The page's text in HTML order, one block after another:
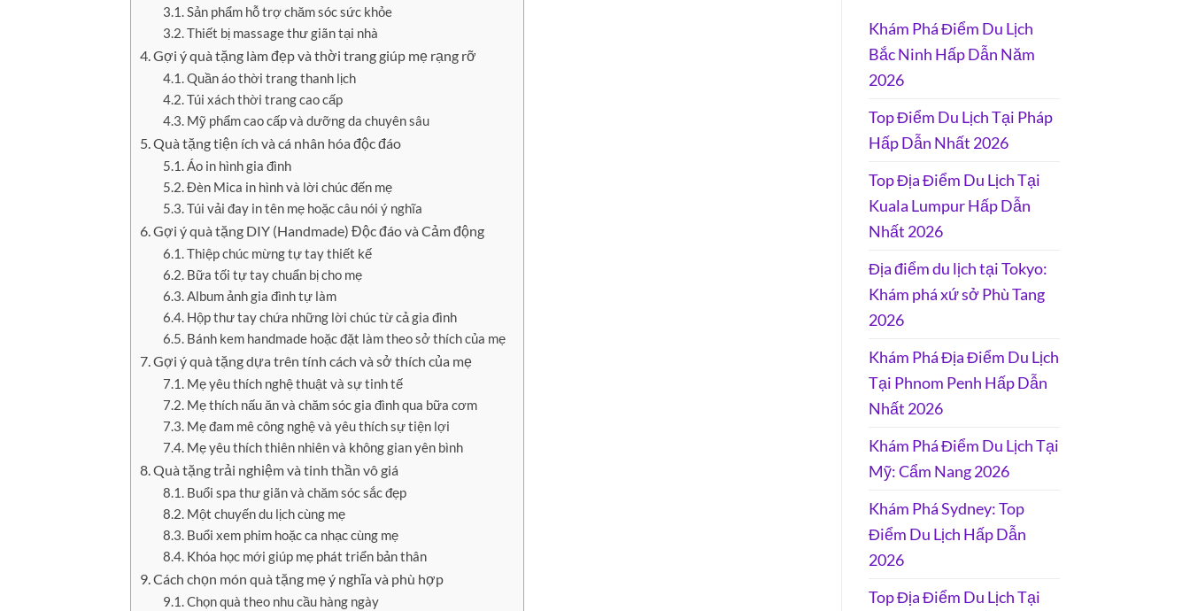
Sản phẩm hỗ trợ chăm sóc sức khỏe
Thiết bị massage thư giãn tại nhà
Gợi ý quà tặng làm đẹp và thời trang giúp mẹ rạng rỡ
Quần áo thời trang thanh lịch
Túi xách thời trang cao cấp
Mỹ phẩm cao cấp và dưỡng da chuyên sâu
Quà tặng tiện ích và cá nhân hóa độc đáo
Áo in hình gia đình
Đèn Mica in hình và lời chúc đến mẹ
Túi vải đay in tên mẹ hoặc câu nói ý nghĩa
Gợi ý quà tặng DIY (Handmade) Độc đáo và Cảm động
Thiệp chúc mừng tự tay thiết kế
Bữa tối tự tay chuẩn bị cho mẹ
Album ảnh gia đình tự làm
Hộp thư tay chứa những lời chúc từ cả gia đình
Bánh kem handmade hoặc đặt làm theo sở thích của mẹ
Gợi ý quà tặng dựa trên tính cách và sở thích của mẹ
Mẹ yêu thích nghệ thuật và sự tinh tế
Mẹ thích nấu ăn và chăm sóc gia đình qua bữa cơm
Mẹ đam mê công nghệ và yêu thích sự tiện lợi
Mẹ yêu thích thiên nhiên và không gian yên bình
Quà tặng trải nghiệm và tinh thần vô giá
Buổi spa thư giãn và chăm sóc sắc đẹp
Một chuyến du lịch cùng mẹ
Buổi xem phim hoặc ca nhạc cùng mẹ
Khóa học mới giúp mẹ phát triển bản thân
Cách chọn món quà tặng mẹ ý nghĩa và phù hợp
Chọn quà theo nhu cầu hàng ngày
Khám Phá Điểm Du Lịch
Bắc Ninh Hấp Dẫn Năm
2026
Top Điểm Du Lịch Tại Pháp
Hấp Dẫn Nhất 2026
Top Địa Điểm Du Lịch Tại
Kuala Lumpur Hấp Dẫn
Nhất 2026
Địa điểm du lịch tại Tokyo:
Khám phá xứ sở Phù Tang
2026
Khám Phá Địa Điểm Du Lịch
Tại Phnom Penh Hấp Dẫn
Nhất 2026
Khám Phá Điểm Du Lịch Tại
Mỹ: Cẩm Nang 2026
Khám Phá Sydney: Top
Điểm Du Lịch Hấp Dẫn
2026
Top Địa Điểm Du Lịch Tại